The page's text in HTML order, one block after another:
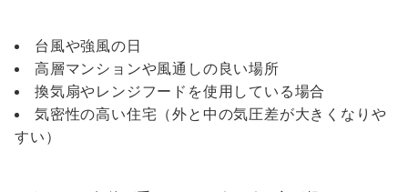
台風や強風の日
高層マンションや風通しの良い場所
換気扇やレンジフードを使用している場合
気密性の高い住宅（外と中の気圧差が大きくなりや
すい）